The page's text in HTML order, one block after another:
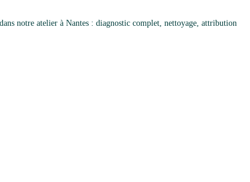
notre atelier à Nantes : diagnostic complet, nettoyage, attribution